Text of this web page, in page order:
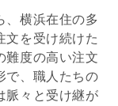
、横浜在住の多
文を受け続けた
難度の高い注文
で、職人たちの
脈々と受け継が